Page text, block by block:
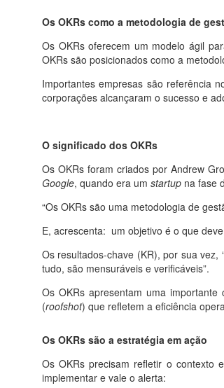
Os OKRs como a metodologia de
Os OKRs oferecem um modelo ágil
OKRs são posicionados como a
Importantes empresas são referência
corporações alcançaram o sucesso e
O significado dos OKRs
Os OKRs foram criados por Andrew
Google, quando era um startup na fase
“Os OKRs são uma metodologia de
E, acrescenta: um objetivo é o que
Os resultados-chave (KR), por sua
tudo, são mensuráveis e verificáveis”.
Os OKRs apresentam uma
(roofshot) que refletem a eficiência
Os OKRs são a estratégia em ação
Os OKRs precisam refletir o contexto
implementar e vale o alerta: